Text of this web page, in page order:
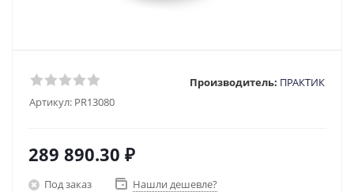
Артикул: PR13080
Производитель: ПРАКТИК
289 890.30 ₽
Под заказ Нашли дешевле?